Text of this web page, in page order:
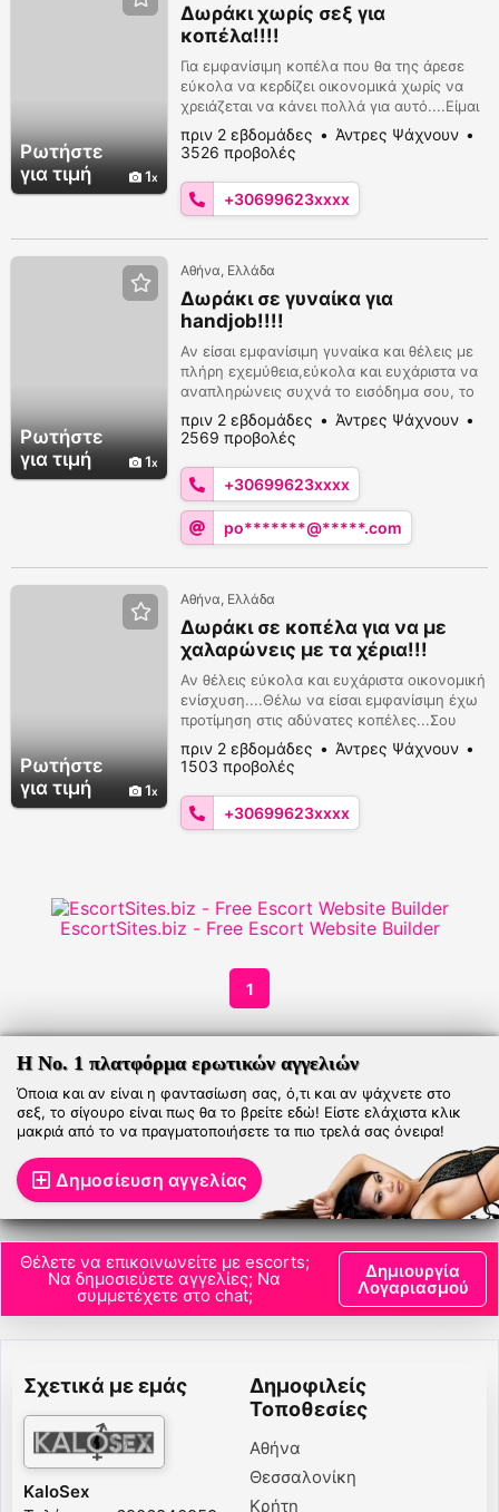
Ρωτήστε
για τιμή
1
Δωράκι χωρίς σεξ για
κοπέλα!!!!
Για εμφανίσιμη κοπέλα που θα της άρεσε
εύκολα να κερδίζει οικονομικά χωρίς να
χρειάζεται να κάνει πολλά για αυτό....Είμαι
37 πάρα πολύ εμφανίσιμος και ευγενικός...
Περιμένω μήνυμα σου αν σε ενδιαφέρει
αυτή η αγγελία να τα πούμε καλύτερα...
viber whatsapp 699 623 4812 email
poulosg86@gmail.com
πριν 2 εβδομάδες
Άντρες Ψάχνουν
3526 προβολές
+30699623xxxx
Ρωτήστε
για τιμή
1
Αθήνα, Ελλάδα
Δωράκι σε γυναίκα για
handjob!!!!
Αν είσαι εμφανίσιμη γυναίκα και θέλεις με
πλήρη εχεμύθεια,εύκολα και ευχάριστα να
αναπληρώνεις συχνά το εισόδημα σου, το
μόνο που θέλω είναι να βρισκόμαστε για
λίγη ώρα να με χαλαρώνεις με τα χέρια
σου....πάντα με το ανάλογο δωράκι
σου...Είμαι 37 εξαιρετικά εμφανίσιμος
ευγενικός.... περιμένω μήνυμα σου εδώ ή
emailpoulosg86@gmail.comή μήνυμα viber
whatsapp ...
πριν 2 εβδομάδες
Άντρες Ψάχνουν
2569 προβολές
+30699623xxxx
po*******@*****.com
Ρωτήστε
για τιμή
1
Αθήνα, Ελλάδα
Δωράκι σε κοπέλα για να με
χαλαρώνεις με τα χέρια!!!
Αν θέλεις εύκολα και ευχάριστα οικονομική
ενίσχυση....Θέλω να είσαι εμφανίσιμη έχω
προτίμηση στις αδύνατες κοπέλες...Σου
δίνω δωράκι μόνο για να με τελειώνεις με
τα χέρια σου...Είμαι 37 εξαιρετικά
εμφανίσιμος και ευγενικός... Περιμένω να
γνωριστούμε στείλε email
poulosg86@gmail.comή μήνυμα viber
πριν 2 εβδομάδες
Άντρες Ψάχνουν
1503 προβολές
+30699623xxxx
EscortSites.biz - Free Escort Website Builder
1
Η Νο. 1 πλατφόρμα ερωτικών αγγελιών
Όποια και αν είναι η φαντασίωση σας, ό,τι και αν ψάχνετε στο
σεξ, το σίγουρο είναι πως θα το βρείτε εδώ! Είστε ελάχιστα κλικ
μακριά από το να πραγματοποιήσετε τα πιο τρελά σας όνειρα!
Δημοσίευση αγγελίας
Θέλετε να επικοινωνείτε με escorts;
Να δημοσιεύετε αγγελίες; Να
συμμετέχετε στο chat;
Δημιουργία
Λογαριασμού
Σχετικά με εμάς
KaloSex
Δημοφιλείς
Τοποθεσίες
Αθήνα
Θεσσαλονίκη
Κρήτη